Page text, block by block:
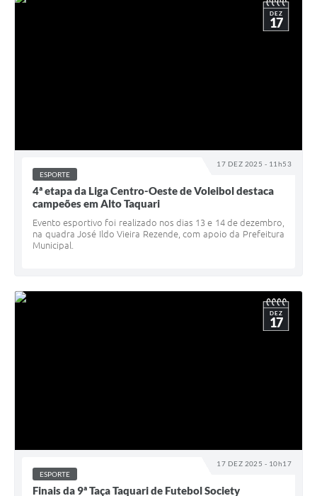
17 DEZ 2025 - 11h53
DEZ
17
ESPORTE
4ª etapa da Liga Centro-Oeste de Voleibol destaca
campeões em Alto Taquari
Evento esportivo foi realizado nos dias 13 e 14 de dezembro,
na quadra José Ildo Vieira Rezende, com apoio da Prefeitura
Municipal.
17 DEZ 2025 - 10h17
DEZ
17
ESPORTE
Finais da 9ª Taça Taquari de Futebol Society